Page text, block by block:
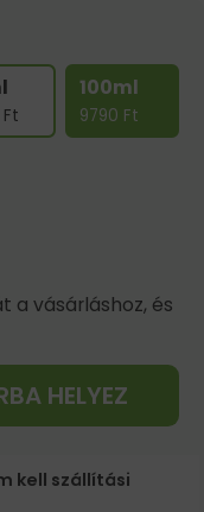
Ft
100ml
9790 Ft
a vásárláshoz, és
HELYEZ
kell szállítási